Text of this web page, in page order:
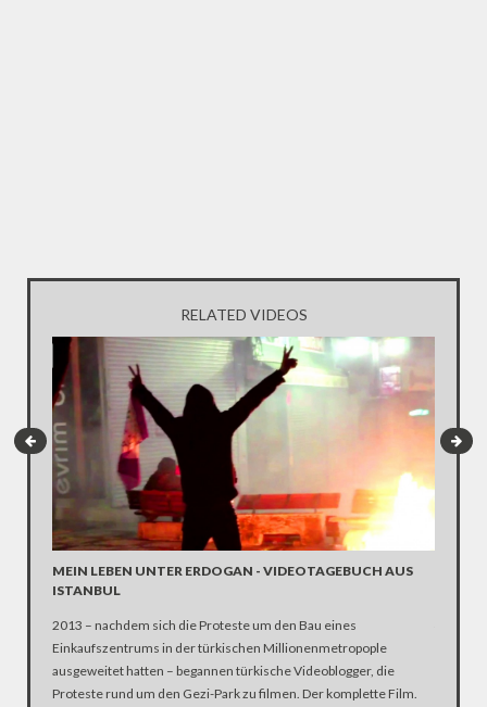
RELATED VIDEOS
MEIN LEBEN UNTER ERDOGAN - VIDEOTAGEBUCH AUS
ISTANBUL
2013 – nachdem sich die Proteste um den Bau eines
Einkaufszentrums in der türkischen Millionenmetropople
ausgeweitet hatten – begannen türkische Videoblogger, die
Proteste rund um den Gezi-Park zu filmen. Der komplette Film.